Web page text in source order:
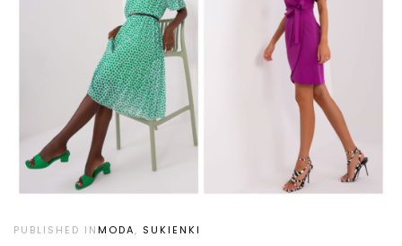
PUBLISHED INMODA, SUKIENKI